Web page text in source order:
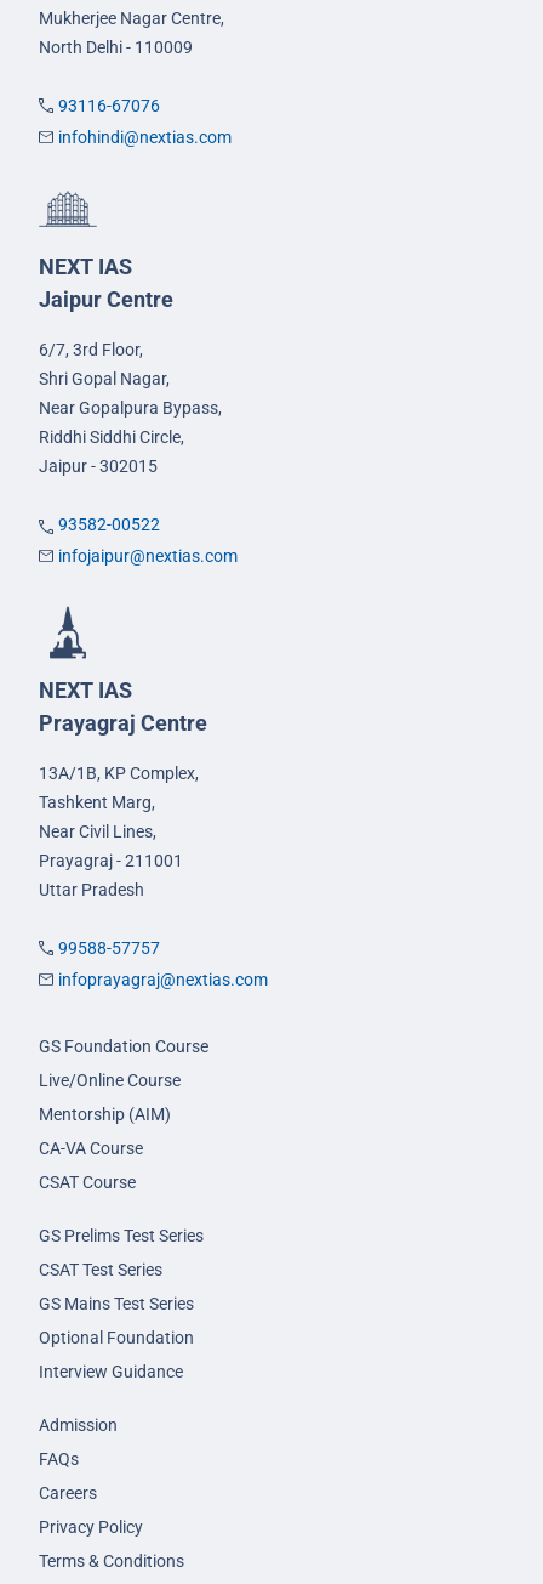
Mukherjee Nagar Centre,
North Delhi - 110009
93116-67076
infohindi@nextias.com
NEXT IAS
Jaipur Centre
6/7, 3rd Floor,
Shri Gopal Nagar,
Near Gopalpura Bypass,
Riddhi Siddhi Circle,
Jaipur - 302015
93582-00522
infojaipur@nextias.com
NEXT IAS
Prayagraj Centre
13A/1B, KP Complex,
Tashkent Marg,
Near Civil Lines,
Prayagraj - 211001
Uttar Pradesh
99588-57757
infoprayagraj@nextias.com
GS Foundation Course
Live/Online Course
Mentorship (AIM)
CA-VA Course
CSAT Course
GS Prelims Test Series
CSAT Test Series
GS Mains Test Series
Optional Foundation
Interview Guidance
Admission
FAQs
Careers
Privacy Policy
Terms & Conditions